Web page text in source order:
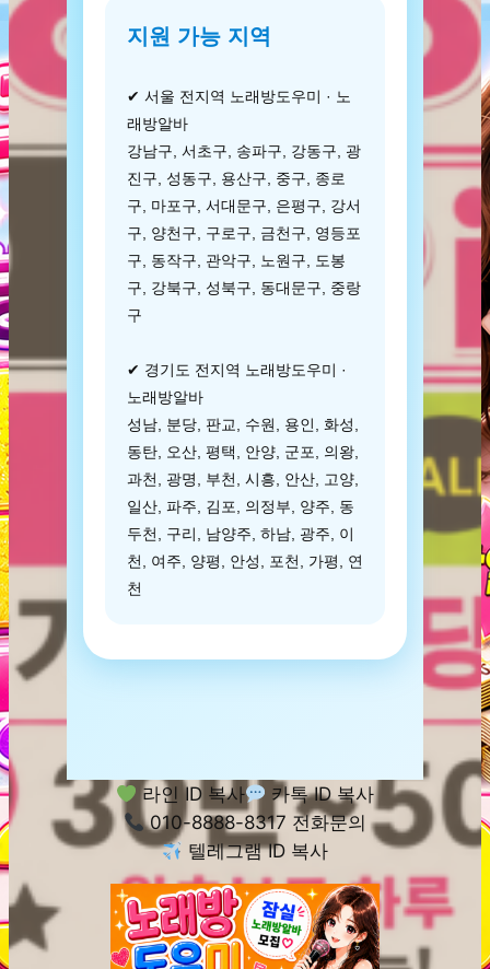
지원 가능 지역
✔ 서울 전지역 노래방도우미 · 노
래방알바
강남구, 서초구, 송파구, 강동구, 광
진구, 성동구, 용산구, 중구, 종로
구, 마포구, 서대문구, 은평구, 강서
구, 양천구, 구로구, 금천구, 영등포
구, 동작구, 관악구, 노원구, 도봉
구, 강북구, 성북구, 동대문구, 중랑
구
✔ 경기도 전지역 노래방도우미 ·
노래방알바
성남, 분당, 판교, 수원, 용인, 화성,
동탄, 오산, 평택, 안양, 군포, 의왕,
과천, 광명, 부천, 시흥, 안산, 고양,
일산, 파주, 김포, 의정부, 양주, 동
두천, 구리, 남양주, 하남, 광주, 이
천, 여주, 양평, 안성, 포천, 가평, 연
천
라인 ID 복사
카톡 ID 복사
010-8888-8317 전화문의
텔레그램 ID 복사